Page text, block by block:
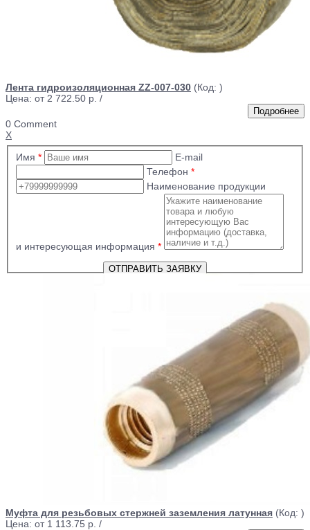
Лента гидроизоляционная ZZ-007-030 (Код: )
Цена: от 2 722.50 р. /
0 Comment
X
Имя *
E-mail
Телефон *
Наименование продукции
и интересующая информация *
Муфта для резьбовых стержней заземления латунная (Код: )
Цена: от 1 113.75 р. /